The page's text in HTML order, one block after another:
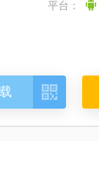
平台：
